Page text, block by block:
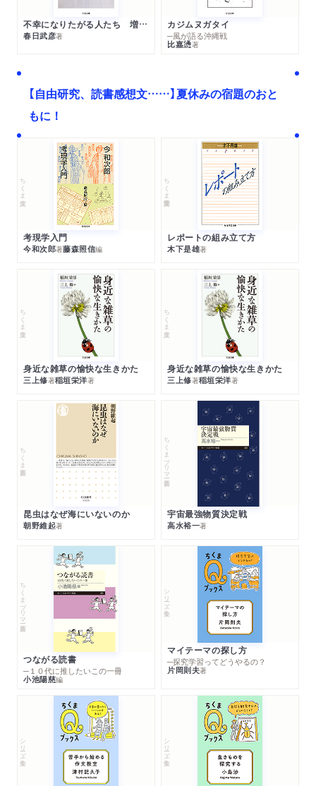
不幸になりたがる人たち 増補新版
春日武彦著
カジムヌガタイ
─風が語る沖縄戦
比嘉慂著
【自由研究、読書感想文……】夏休みの宿題のおと
もに！
ちくま文庫
考現学入門
今和次郎著藤森照信編
ちくま学芸文庫
レポートの組み立て方
木下是雄著
ちくま文庫
身近な雑草の愉快な生きかた
三上修著稲垣栄洋著
ちくま文庫
身近な雑草の愉快な生きかた
三上修著稲垣栄洋著
ちくま新書
昆虫はなぜ海にいないのか
朝野維起著
ちくまプリマー新書
宇宙最強物質決定戦
高水裕一著
ちくまプリマー新書
つながる読書
─１０代に推したいこの一冊
小池陽慈編
シリーズ・全集
マイテーマの探し方
─探究学習ってどうやるの？
片岡則夫著
シリーズ・全集 シリーズ・全集